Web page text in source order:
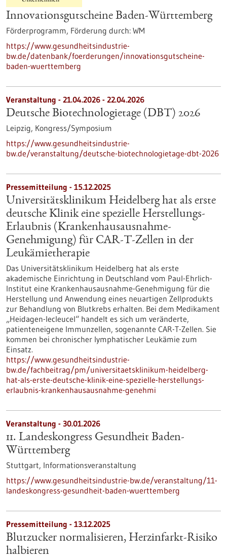
Innovationsgutscheine Baden-Württemberg
Förderprogramm, Förderung durch: WM
https://www.gesundheitsindustrie-
bw.de/datenbank/foerderungen/innovationsgutscheine-
baden-wuerttemberg
Veranstaltung - 21.04.2026 - 22.04.2026
Deutsche Biotechnologietage (DBT) 2026
Leipzig, Kongress/Symposium
https://www.gesundheitsindustrie-
bw.de/veranstaltung/deutsche-biotechnologietage-dbt-2026
Pressemitteilung - 15.12.2025
Universitätsklinikum Heidelberg hat als erste
deutsche Klinik eine spezielle Herstellungs-
Erlaubnis (Krankenhausausnahme-
Genehmigung) für CAR-T-Zellen in der
Leukämietherapie
Das Universitätsklinikum Heidelberg hat als erste
akademische Einrichtung in Deutschland vom Paul-Ehrlich-
Institut eine Krankenhausausnahme-Genehmigung für die
Herstellung und Anwendung eines neuartigen Zellprodukts
zur Behandlung von Blutkrebs erhalten. Bei dem Medikament
„Heidagen-lecleucel“ handelt es sich um veränderte,
patienteneigene Immunzellen, sogenannte CAR-T-Zellen. Sie
kommen bei chronischer lymphatischer Leukämie zum
Einsatz.
https://www.gesundheitsindustrie-
bw.de/fachbeitrag/pm/universitaetsklinikum-heidelberg-
hat-als-erste-deutsche-klinik-eine-spezielle-herstellungs-
erlaubnis-krankenhausausnahme-genehmi
Veranstaltung - 30.01.2026
11. Landeskongress Gesundheit Baden-
Württemberg
Stuttgart, Informationsveranstaltung
https://www.gesundheitsindustrie-bw.de/veranstaltung/11-
landeskongress-gesundheit-baden-wuerttemberg
Pressemitteilung - 13.12.2025
Blutzucker normalisieren, Herzinfarkt-Risiko
halbieren